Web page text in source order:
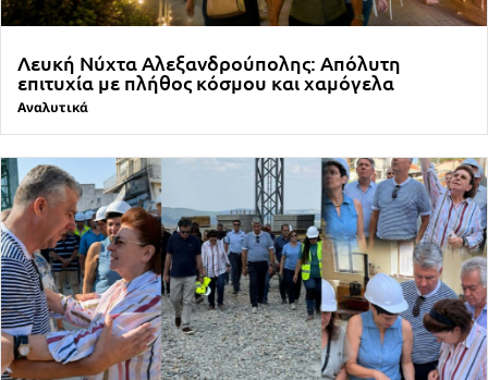
Λευκή Νύχτα Αλεξανδρούπολης: Απόλυτη
επιτυχία με πλήθος κόσμου και χαμόγελα
Αναλυτικά